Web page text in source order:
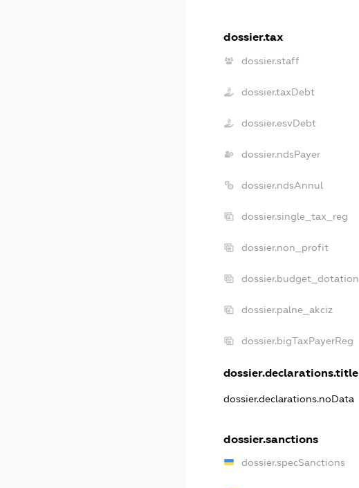
dossier.tax
dossier.staff
dossier.taxDebt
dossier.esvDebt
dossier.ndsPayer
dossier.ndsAnnul
dossier.single_tax_reg
dossier.non_profit
dossier.budget_dotation
dossier.palne_akciz
dossier.bigTaxPayerReg
dossier.declarations.title
dossier.declarations.noData
dossier.sanctions
dossier.specSanctions